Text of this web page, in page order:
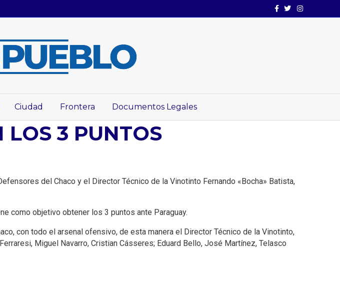
Facebook
TwitterInstagram
Ciudad Frontera Documentos Legales
3 PUNTOS
del Chaco y el Director Técnico de la Vinotinto Fernando «Bocha» Batista,
como objetivo obtener los 3 puntos ante Paraguay.
con todo el arsenal ofensivo, de esta manera el Director Técnico de la Vinotinto,
Miguel Navarro, Cristian Cásseres; Eduard Bello, José Martínez, Telasco